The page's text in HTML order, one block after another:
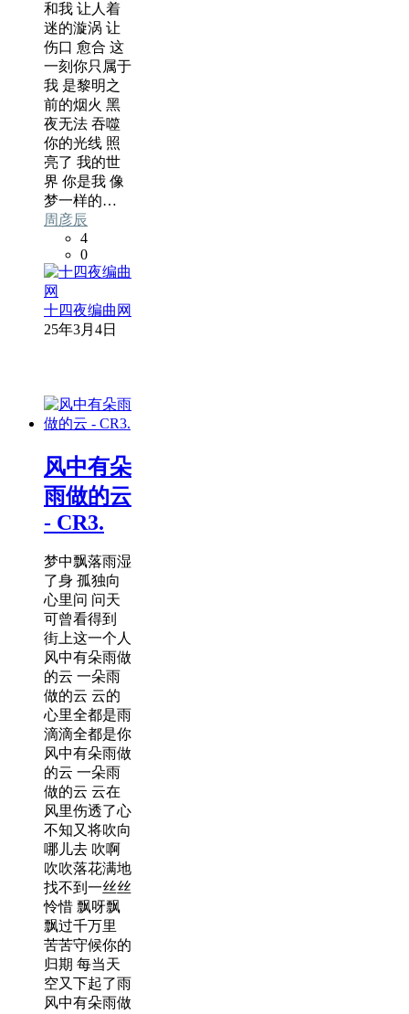
和我 让人着
迷的漩涡 让
伤口 愈合 这
一刻你只属于
我 是黎明之
前的烟火 黑
夜无法 吞噬
你的光线 照
亮了 我的世
界 你是我 像
梦一样的…
周彦辰
4
0
十四夜编曲网
25年3月4日
风中有朵
雨做的云
- CR3.
梦中飘落雨湿
了身 孤独向
心里问 问天
可曾看得到
街上这一个人
风中有朵雨做
的云 一朵雨
做的云 云的
心里全都是雨
滴滴全都是你
风中有朵雨做
的云 一朵雨
做的云 云在
风里伤透了心
不知又将吹向
哪儿去 吹啊
吹吹落花满地
找不到一丝丝
怜惜 飘呀飘
飘过千万里
苦苦守候你的
归期 每当天
空又下起了雨
风中有朵雨做